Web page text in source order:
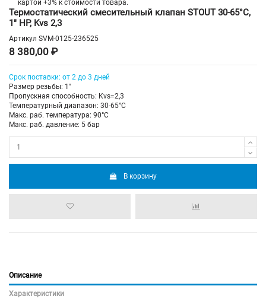
картой +3% к стоимости товара.
Термостатический смесительный клапан STOUT 30-65°C,
1" НР, Kvs 2,3
Артикул SVM-0125-236525
8 380,00 ₽
Срок поставки: от 2 до 3 дней
Размер резьбы: 1"
Пропускная способность: Kvs=2,3
Температурный диапазон: 30-65°С
Макс. раб. температура: 90°C
Макс. раб. давление: 5 бар
В корзину
Описание
Характеристики